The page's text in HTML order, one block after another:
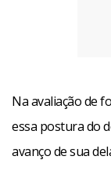
Na avaliação de
essa postura do
avanço de sua